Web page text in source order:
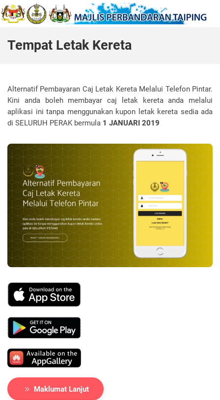
Tempat Letak Kereta
Alternatif Pembayaran Caj Letak Kereta Melalui Telefon Pintar.
Kini anda boleh membayar caj letak kereta anda melalui
aplikasi ini tanpa menggunakan kupon letak kereta sedia ada
di SELURUH PERAK bermula 1 JANUARI 2019
Maklumat Lanjut